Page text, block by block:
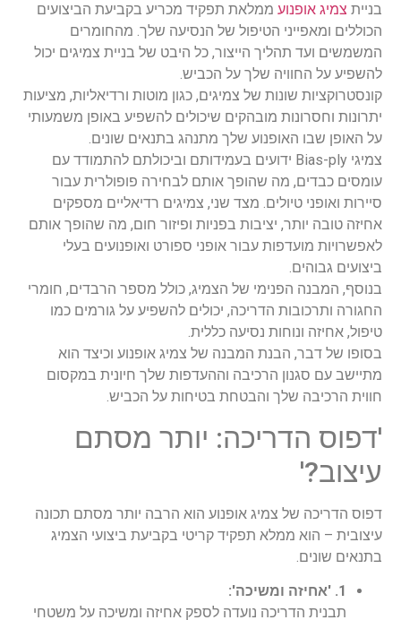
בניית צמיג אופנוע ממלאת תפקיד מכריע בקביעת הביצועים
הכוללים ומאפייני הטיפול של הנסיעה שלך. מהחומרים
המשמשים ועד תהליך הייצור, כל היבט של בניית צמיגים יכול
להשפיע על החוויה שלך על הכביש.
קונסטרוקציות שונות של צמיגים, כגון מוטות ורדיאליות, מציעות
יתרונות וחסרונות מובהקים שיכולים להשפיע באופן משמעותי
על האופן שבו האופנוע שלך מתנהג בתנאים שונים.
צמיגי Bias-ply ידועים בעמידותם וביכולתם להתמודד עם
עומסים כבדים, מה שהופך אותם לבחירה פופולרית עבור
סיירות ואופני טיולים. מצד שני, צמיגים רדיאליים מספקים
אחיזה טובה יותר, יציבות בפניות ופיזור חום, מה שהופך אותם
לאפשרויות מועדפות עבור אופני ספורט ואופנועים בעלי
ביצועים גבוהים.
בנוסף, המבנה הפנימי של הצמיג, כולל מספר הרבדים, חומרי
החגורה ותרכובות הדריכה, יכולים להשפיע על גורמים כמו
טיפול, אחיזה ונוחות נסיעה כללית.
בסופו של דבר, הבנת המבנה של צמיג אופנוע וכיצד הוא
מתיישב עם סגנון הרכיבה וההעדפות שלך חיונית במקסום
חווית הרכיבה שלך והבטחת בטיחות על הכביש.
'דפוס הדריכה: יותר מסתם
עיצוב?'
דפוס הדריכה של צמיג אופנוע הוא הרבה יותר מסתם תכונה
עיצובית – הוא ממלא תפקיד קריטי בקביעת ביצועי הצמיג
בתנאים שונים.
1. 'אחיזה ומשיכה':
תבנית הדריכה נועדה לספק אחיזה ומשיכה על משטחי